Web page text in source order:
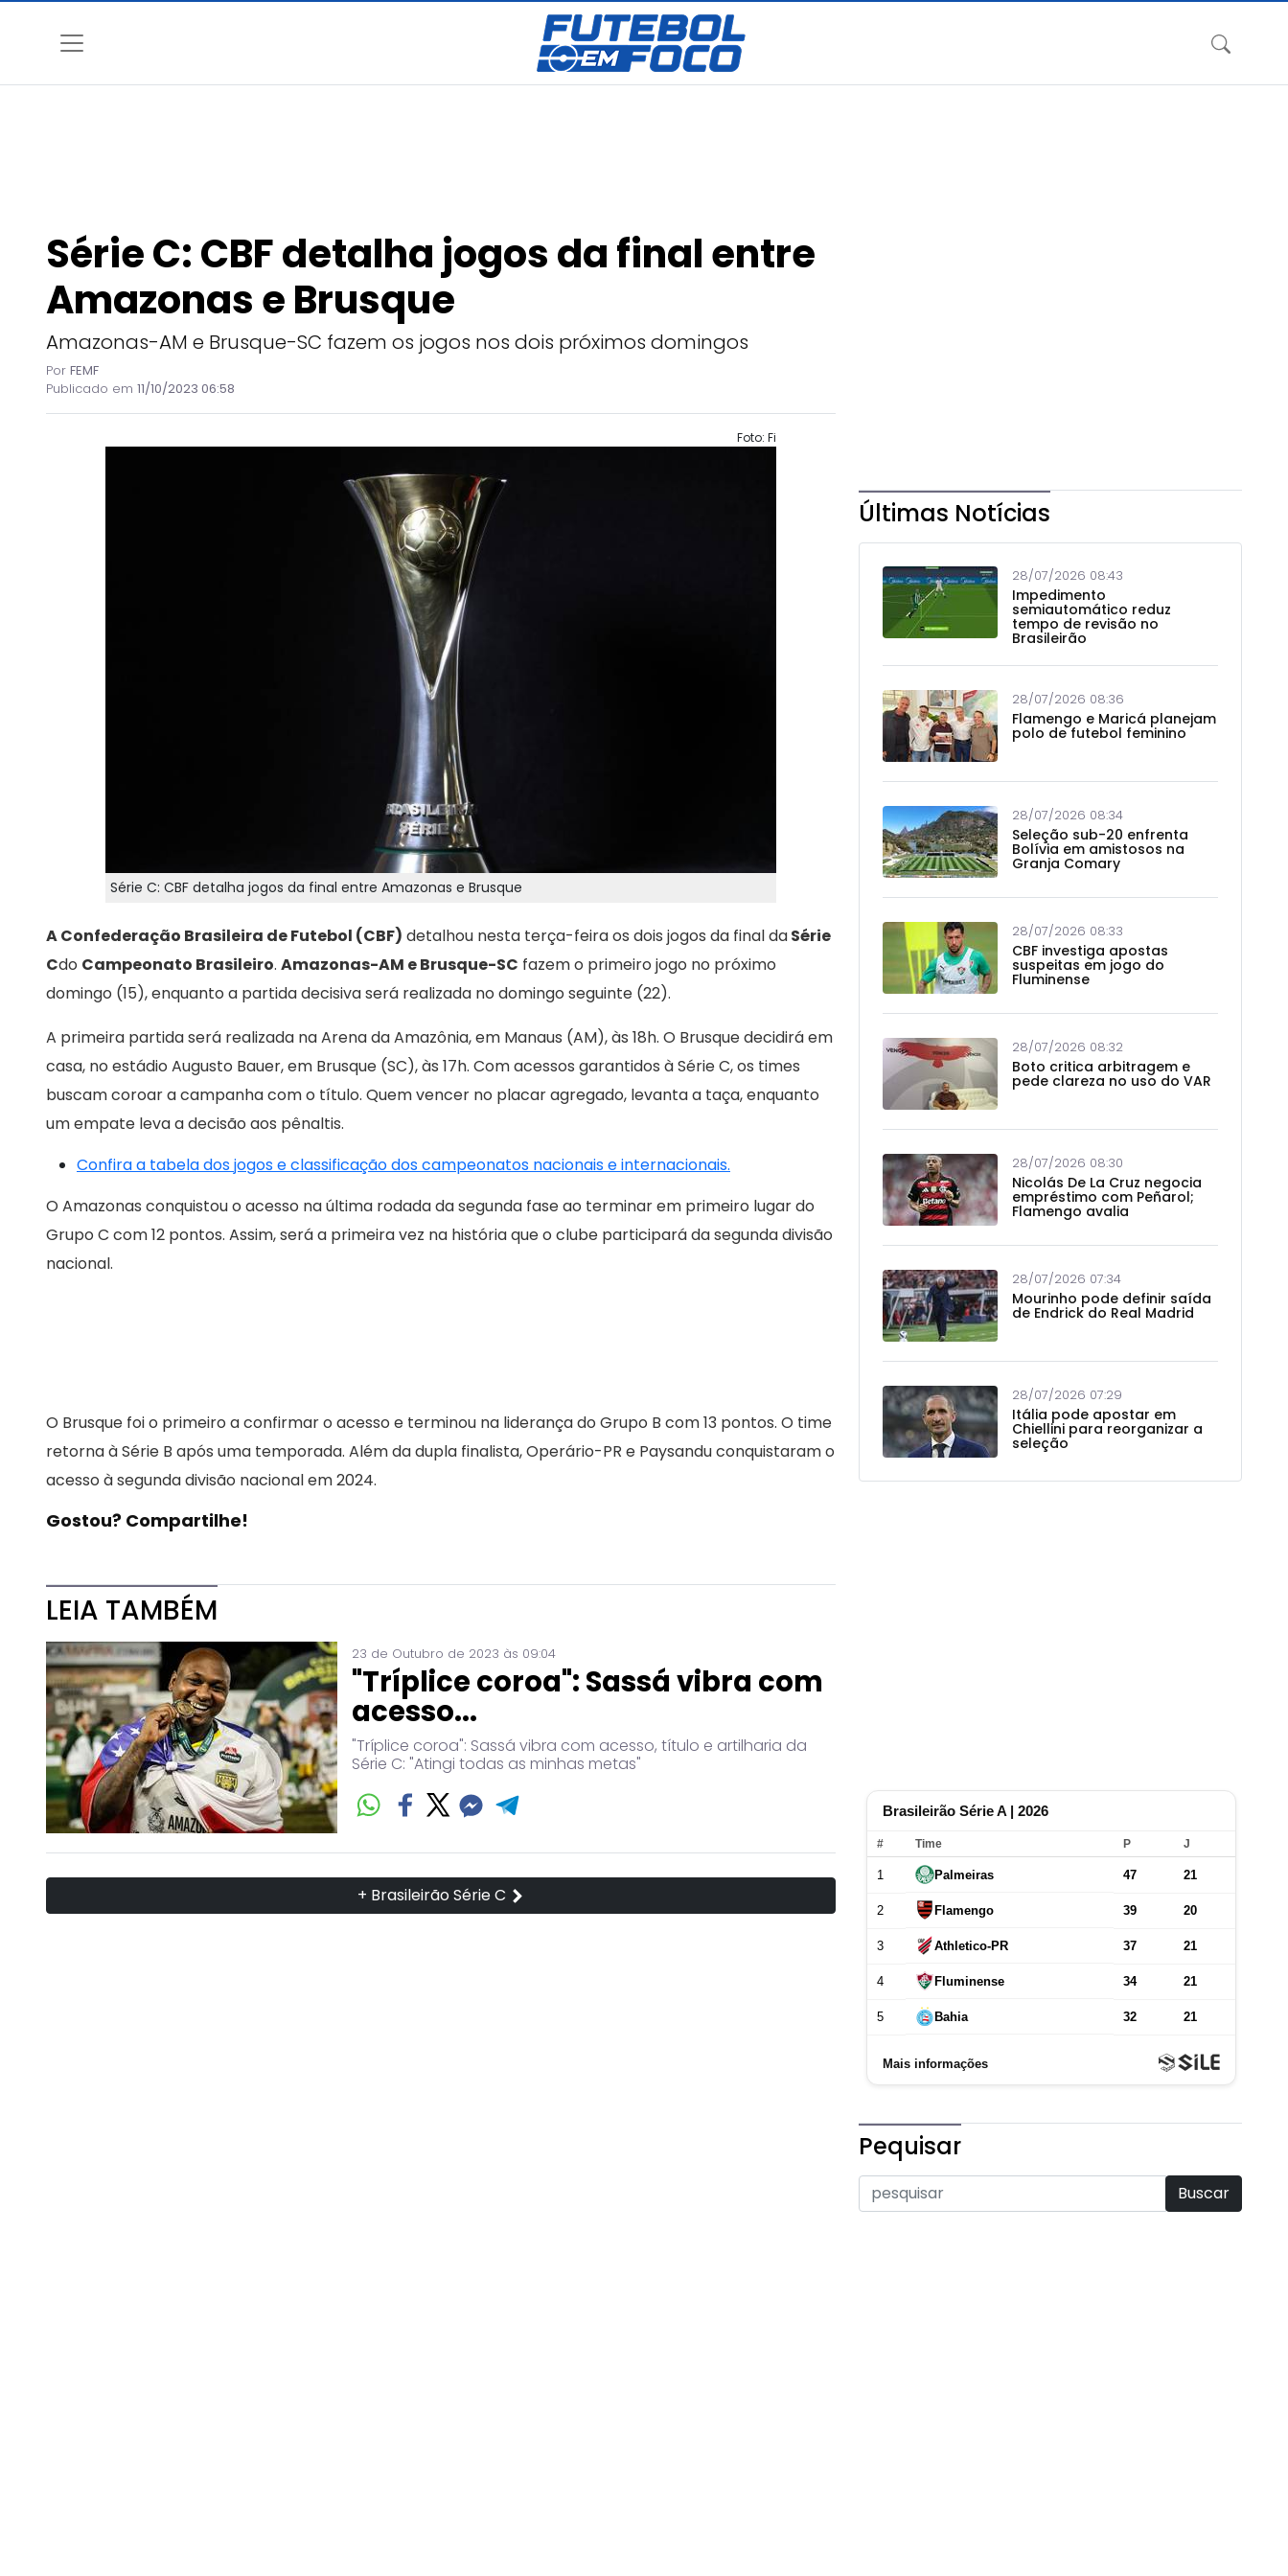
Série C: CBF detalha jogos da final entre
Amazonas e Brusque
Amazonas-AM e Brusque-SC fazem os jogos nos dois próximos domingos
Por FEMF
Publicado em 11/10/2023 06:58
Foto: Fi
Série C: CBF detalha jogos da final entre Amazonas e Brusque
A Confederação Brasileira de Futebol (CBF) detalhou nesta terça-feira os dois jogos da final daSérie
Cdo Campeonato Brasileiro. Amazonas-AM e Brusque-SC fazem o primeiro jogo no próximo
domingo (15), enquanto a partida decisiva será realizada no domingo seguinte (22).
A primeira partida será realizada na Arena da Amazônia, em Manaus (AM), às 18h. O Brusque decidirá em
casa, no estádio Augusto Bauer, em Brusque (SC), às 17h. Com acessos garantidos à Série C, os times
buscam coroar a campanha com o título. Quem vencer no placar agregado, levanta a taça, enquanto
um empate leva a decisão aos pênaltis.
Confira a tabela dos jogos e classificação dos campeonatos nacionais e internacionais.
O Amazonas conquistou o acesso na última rodada da segunda fase ao terminar em primeiro lugar do
Grupo C com 12 pontos. Assim, será a primeira vez na história que o clube participará da segunda divisão
nacional.
O Brusque foi o primeiro a confirmar o acesso e terminou na liderança do Grupo B com 13 pontos. O time
retorna à Série B após uma temporada. Além da dupla finalista, Operário-PR e Paysandu conquistaram o
acesso à segunda divisão nacional em 2024.
Gostou? Compartilhe!
LEIA TAMBÉM
23 de Outubro de 2023 às 09:04
"Tríplice coroa": Sassá vibra com
acesso...
"Tríplice coroa": Sassá vibra com acesso, título e artilharia da
Série C: "Atingi todas as minhas metas"
+ Brasileirão Série C
Últimas Notícias
28/07/2026 08:43
Impedimento
semiautomático reduz
tempo de revisão no
Brasileirão
28/07/2026 08:36
Flamengo e Maricá planejam
polo de futebol feminino
28/07/2026 08:34
Seleção sub-20 enfrenta
Bolívia em amistosos na
Granja Comary
28/07/2026 08:33
CBF investiga apostas
suspeitas em jogo do
Fluminense
28/07/2026 08:32
Boto critica arbitragem e
pede clareza no uso do VAR
28/07/2026 08:30
Nicolás De La Cruz negocia
empréstimo com Peñarol;
Flamengo avalia
28/07/2026 07:34
Mourinho pode definir saída
de Endrick do Real Madrid
28/07/2026 07:29
Itália pode apostar em
Chiellini para reorganizar a
seleção
Pequisar